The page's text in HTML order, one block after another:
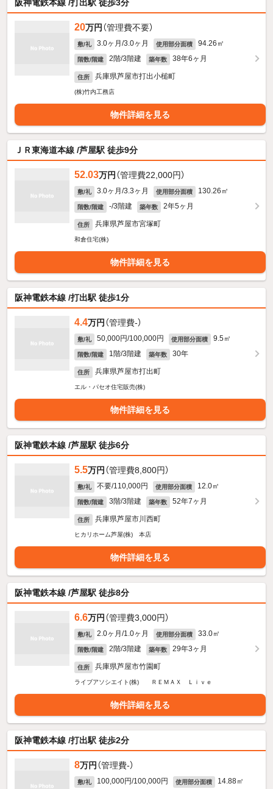
阪神電鉄本線 /打出駅 徒歩3分
20万円 （管理費不要）
敷/礼 3.0ヶ月/3.0ヶ月 使用部分面積 94.26㎡
階数/階建 2階/3階建 築年数 38年6ヶ月
住所 兵庫県芦屋市打出小槌町
(株)竹内工務店
物件詳細を見る
ＪＲ東海道本線 /芦屋駅 徒歩9分
52.03万円 （管理費22,000円）
敷/礼 3.0ヶ月/3.3ヶ月 使用部分面積 130.26㎡
階数/階建 -/3階建 築年数 2年5ヶ月
住所 兵庫県芦屋市宮塚町
和倉住宅(株)
物件詳細を見る
阪神電鉄本線 /打出駅 徒歩1分
4.4万円 （管理費-）
敷/礼 50,000円/100,000円 使用部分面積 9.5㎡
階数/階建 1階/3階建 築年数 30年
住所 兵庫県芦屋市打出町
エル・パセオ住宅販売(株)
物件詳細を見る
阪神電鉄本線 /芦屋駅 徒歩6分
5.5万円 （管理費8,800円）
敷/礼 不要/110,000円 使用部分面積 12.0㎡
階数/階建 3階/3階建 築年数 52年7ヶ月
住所 兵庫県芦屋市川西町
ヒカリホーム芦屋(株) 本店
物件詳細を見る
阪神電鉄本線 /芦屋駅 徒歩8分
6.6万円 （管理費3,000円）
敷/礼 2.0ヶ月/1.0ヶ月 使用部分面積 33.0㎡
階数/階建 2階/3階建 築年数 29年3ヶ月
住所 兵庫県芦屋市竹園町
ライブアソシエイト(株) ＲＥＭＡＸ Ｌｉｖｅ
物件詳細を見る
阪神電鉄本線 /打出駅 徒歩2分
8万円 （管理費-）
敷/礼 100,000円/100,000円 使用部分面積 14.88㎡